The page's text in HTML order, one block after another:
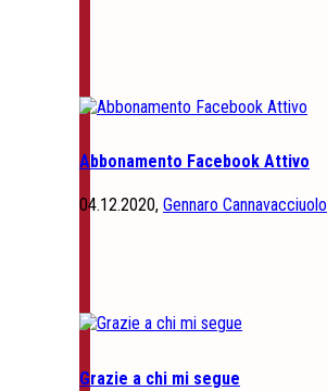
Abbonamento Facebook Attivo
04.12.2020, Gennaro Cannavacciuolo
Grazie a chi mi segue